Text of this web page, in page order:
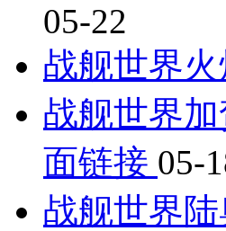
05-22
战舰世界
战舰世界
面链接 05-
战舰世界